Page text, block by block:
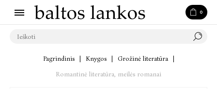
0
Pagrindinis Knygos Grožinė literatūra
Romantinė literatūra, meilės romanai